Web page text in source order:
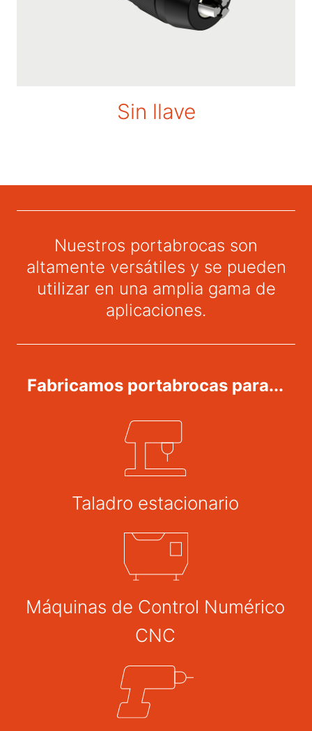
Sin llave
Nuestros portabrocas son
altamente versátiles y se pueden
utilizar en una amplia gama de
aplicaciones.
Fabricamos portabrocas para...
Taladro estacionario
Máquinas de Control Numérico
CNC